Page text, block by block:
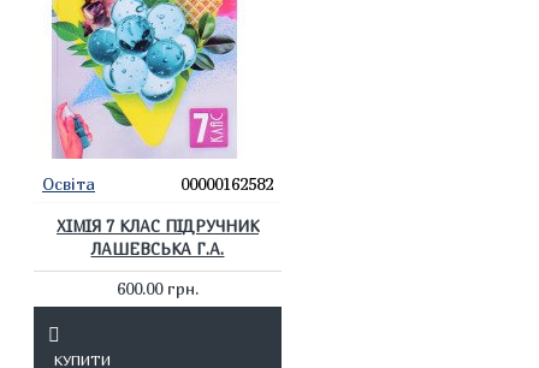
Освіта 00000162582
ХІМІЯ 7 КЛАС ПІДРУЧНИК
ЛАШЕВСЬКА Г.А.
600.00 грн.
КУПИТИ